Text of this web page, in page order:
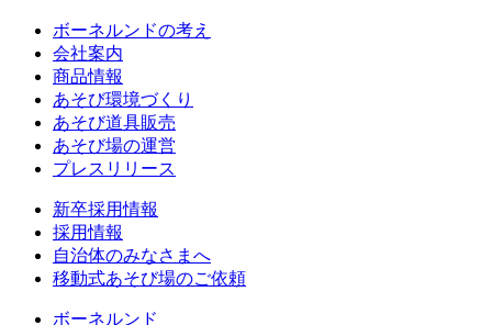
ボーネルンドの考え
会社案内
商品情報
あそび環境づくり
あそび道具販売
あそび場の運営
プレスリリース
新卒採用情報
採用情報
自治体のみなさまへ
移動式あそび場のご依頼
ボーネルンド